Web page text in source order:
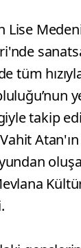
Lise
tüm
takip